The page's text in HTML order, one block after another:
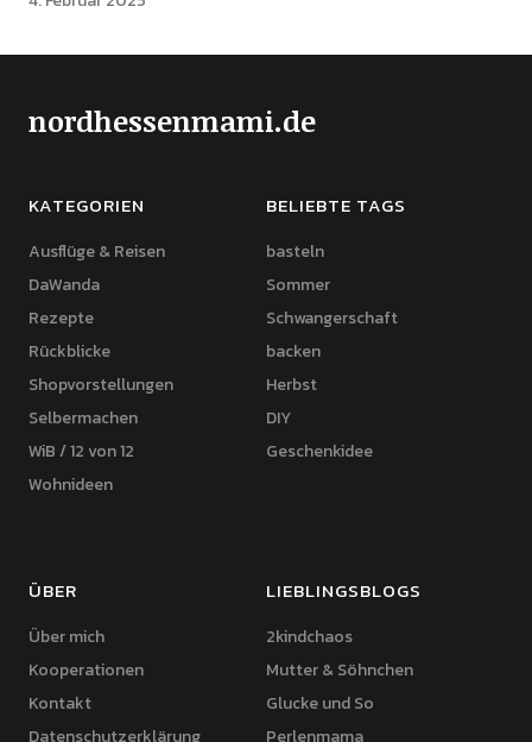
nordhessenmami.de
KATEGORIEN
Ausflüge & Reisen
DaWanda
Rezepte
Rückblicke
Shopvorstellungen
Selbermachen
WiB / 12 von 12
Wohnideen
BELIEBTE TAGS
basteln
Sommer
Schwangerschaft
backen
Herbst
DIY
Geschenkidee
ÜBER
Über mich
Kooperationen
Kontakt
Datenschutzerklärung
LIEBLINGSBLOGS
2kindchaos
Mutter & Söhnchen
Glucke und So
Perlenmama